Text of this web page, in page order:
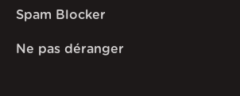
Spam Blocker
Ne pas déranger